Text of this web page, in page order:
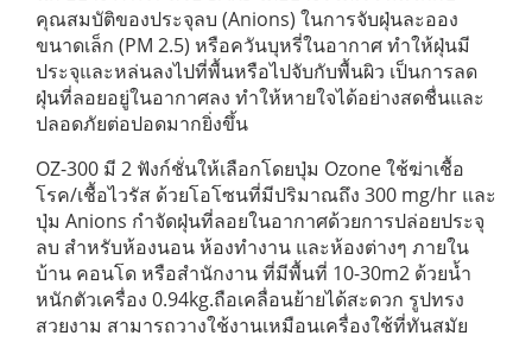
คุณสมบัติของประจุลบ (Anions) ในการจับฝุ่นละออง
ขนาดเล็ก (PM 2.5) หรือควันบุหรี่ในอากาศ ทำให้ฝุ่นมี
ประจุและหล่นลงไปที่พื้นหรือไปจับกับพื้นผิว เป็นการลด
ฝุ่นที่ลอยอยู่ในอากาศลง ทำให้หายใจได้อย่างสดชื่นและ
ปลอดภัยต่อปอดมากยิ่งขึ้น
OZ-300 มี 2 ฟังก์ชั่นให้เลือกโดยปุ่ม Ozone ใช้ฆ่าเชื้อ
โรค/เชื้อไวรัส ด้วยโอโซนที่มีปริมาณถึง 300 mg/hr และ
ปุ่ม Anions กำจัดฝุ่นที่ลอยในอากาศด้วยการปล่อยประจุ
ลบ สำหรับห้องนอน ห้องทำงาน และห้องต่างๆ ภายใน
บ้าน คอนโด หรือสำนักงาน ที่มีพื้นที่ 10-30m2 ด้วยน้ำ
หนักตัวเครื่อง 0.94kg.ถือเคลื่อนย้ายได้สะดวก รูปทรง
สวยงาม สามารถวางใช้งานเหมือนเครื่องใช้ที่ทันสมัย